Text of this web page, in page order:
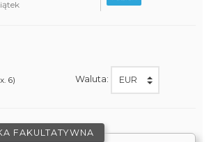
6) Waluta:
FAKULTATYWNA